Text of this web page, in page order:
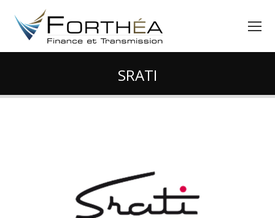
SRATI
Vous êtes ici :